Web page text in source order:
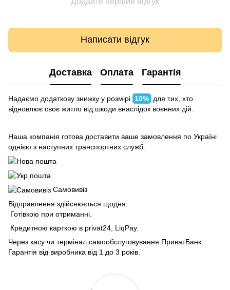
Написати відгук
Доставка Оплата Гарантія
Надаємо додаткову знижку у розмірі 10% для тих, хто
відновлює своє житло від шкоди внаслідок воєнних дій.
Наша компанія готова доставити ваше замовлення по Україні
однією з наступних транспортних служб:
Самовивіз
Відправлення здійснюється щодня.
Готівкою при отриманні.
Кредитною карткою в privat24, LiqPay.
Через касу чи термінал самообслуговування ПриватБанк.
Гарантія від виробника від 1 до 3 років.